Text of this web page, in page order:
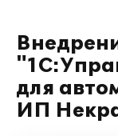
для
ИП